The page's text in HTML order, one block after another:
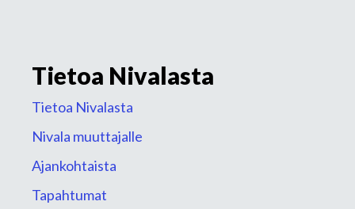
Tietoa Nivalasta
Tietoa Nivalasta
Nivala muuttajalle
Ajankohtaista
Tapahtumat